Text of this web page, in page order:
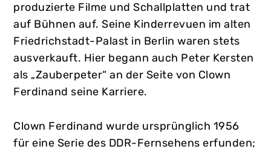
produzierte Filme und Schallplatten und trat
auf Bühnen auf. Seine Kinderrevuen im alten
Friedrichstadt-Palast in Berlin waren stets
ausverkauft. Hier begann auch Peter Kersten
als „Zauberpeter“ an der Seite von Clown
Ferdinand seine Karriere.
Clown Ferdinand wurde ursprünglich 1956
für eine Serie des DDR-Fernsehens erfunden;